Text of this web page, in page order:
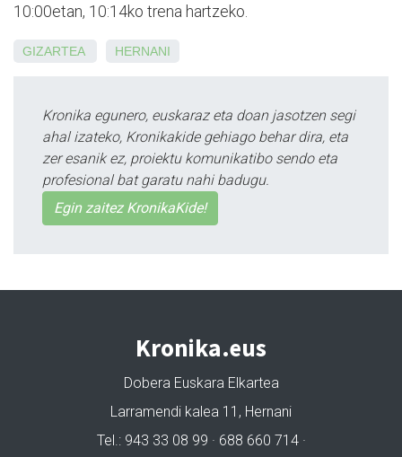
10:00etan, 10:14ko trena hartzeko.
GIZARTEA HERNANI
Kronika egunero, euskaraz eta doan jasotzen segi
ahal izateko, Kronikakide gehiago behar dira, eta
zer esanik ez, proiektu komunikatibo sendo eta
profesional bat garatu nahi badugu.
Egin zaitez KronikaKide!
Kronika.eus
Dobera Euskara Elkartea
Larramendi kalea 11, Hernani
Tel.: 943 33 08 99 · 688 660 714 ·